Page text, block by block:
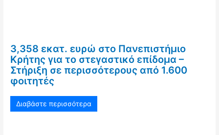
3,358 εκατ. ευρώ στο Πανεπιστήμιο
Κρήτης για το στεγαστικό επίδομα –
Στήριξη σε περισσότερους από 1.600
φοιτητές
Διαβάστε περισσότερα